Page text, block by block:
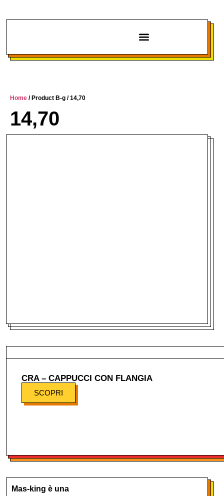
Home / Product B-g / 14,70
14,70
CRA – CAPPUCCI CON FLANGIA
SCOPRI
Mas-king è una